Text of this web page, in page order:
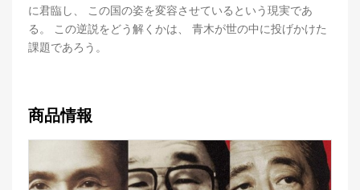
に君臨し、 この国の姿を変容させているという現実であ
る。 この逆説をどう解くかは、 青木が世の中に投げかけた
課題であろう。
商品情報